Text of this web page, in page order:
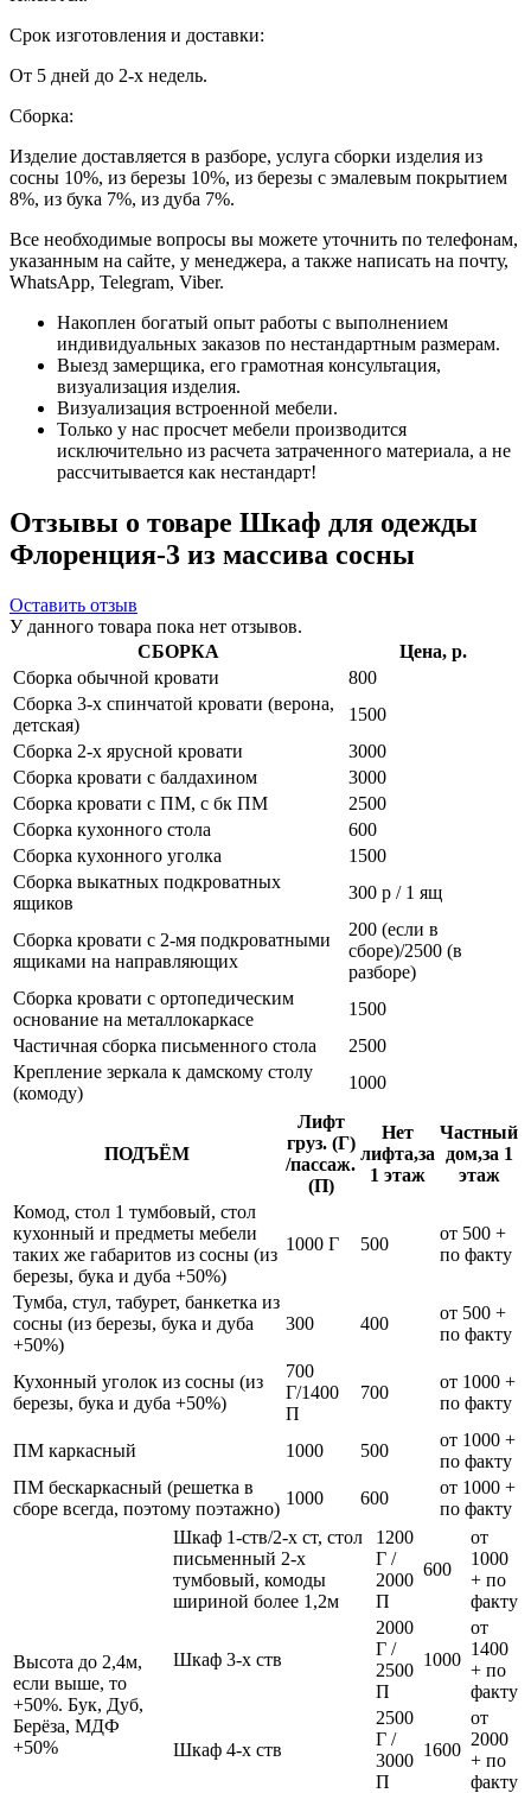
Срок изготовления и доставки:
От 5 дней до 2-х недель.
Сборка:
Изделие доставляется в разборе, услуга сборки изделия из
сосны 10%, из березы 10%, из березы с эмалевым покрытием
8%, из бука 7%, из дуба 7%.
Все необходимые вопросы вы можете уточнить по телефонам,
указанным на сайте, у менеджера, а также написать на почту,
WhatsApp, Telegram, Viber.
Накоплен богатый опыт работы с выполнением
индивидуальных заказов по нестандартным размерам.
Выезд замерщика, его грамотная консультация,
визуализация изделия.
Визуализация встроенной мебели.
Только у нас просчет мебели производится
исключительно из расчета затраченного материала, а не
рассчитывается как нестандарт!
Отзывы о товаре Шкаф для одежды
Флоренция-3 из массива сосны
Оставить отзыв
У данного товара пока нет отзывов.
СБОРКА
Цена, р.
Сборка обычной кровати
800
Сборка 3-х спинчатой кровати (верона,
детская)
1500
Сборка 2-х ярусной кровати
3000
Сборка кровати с балдахином
3000
Сборка кровати с ПМ, с бк ПМ
2500
Сборка кухонного стола
600
Сборка кухонного уголка
1500
Сборка выкатных подкроватных
ящиков
300 р / 1 ящ
Сборка кровати с 2-мя подкроватными
ящиками на направляющих
200 (если в
сборе)/2500 (в
разборе)
Сборка кровати с ортопедическим
основание на металлокаркасе
1500
Частичная сборка письменного стола
2500
Крепление зеркала к дамскому столу
(комоду)
1000
ПОДЪЁМ
Лифт
груз. (Г)
/пассаж.
(П)
Нет
лифта,за
1 этаж
Частный
дом,за 1
этаж
Комод, стол 1 тумбовый, стол
кухонный и предметы мебели
таких же габаритов из сосны (из
березы, бука и дуба +50%)
1000 Г 500
от 500 +
по факту
Тумба, стул, табурет, банкетка из
сосны (из березы, бука и дуба
+50%)
300 400
от 500 +
по факту
Кухонный уголок из сосны (из
березы, бука и дуба +50%)
700
Г/1400
П
700
от 1000 +
по факту
ПМ каркасный 1000 500
от 1000 +
по факту
ПМ бескаркасный (решетка в
сборе всегда, поэтому поэтажно)
1000 600
от 1000 +
по факту
Высота до 2,4м,
если выше, то
+50%. Бук, Дуб,
Берёза, МДФ
+50%
Шкаф 1-ств/2-х ст, стол
письменный 2-х
тумбовый, комоды
шириной более 1,2м
1200
Г /
2000
П
600
от
1000
+ по
факту
Шкаф 3-х ств
2000
Г /
2500
П
1000
от
1400
+ по
факту
Шкаф 4-х ств
2500
Г /
3000
П
1600
от
2000
+ по
факту